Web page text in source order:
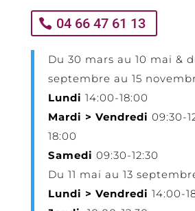
04 66 47 61 13
Du 30 mars au 10 mai &
septembre au 15
Lundi 14:00-18:00
Mardi > Vendredi 09:30-
18:00
Samedi 09:30-12:30
Du 11 mai au 13
Lundi > Vendredi 14:00-